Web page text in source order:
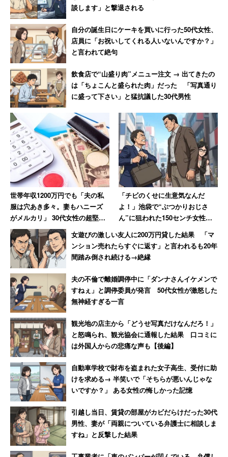
らを貫くには、現代社会の利便性を多少なりとも捨てる覚
悟が必要です。しかもそれに興味がない周囲には、話題に
しただけで妙な空気に。子どもが大きくなった今は、かな
りいい加減になりました。
こうした育児方法の実践は、決して悪いことではないし、
本当に命に係わる添加物アレルギーのお子さんもいるの
で、否定はできません。ただ、自然派育児を指導する人々
は、周囲との折り合いのつけ方も含めて広めて頂けるとあ
りがたいのに、と思わずにはいられません。
談します」と撃退される
自分の誕生日にケーキを買いに行った50代女性、
店員に「お祝いしてくれる人いないんですか？」
と言われて絶句
飲食店で“山盛り肉”メニュー注文 → 出てきたの
は「ちょこんと盛られた肉」だった 「写真通り
に盛って下さい」と猛抗議した30代男性
世帯年収1200万円でも「夫の私
服は穴あき多々。妻もハニーズ
がメルカリ」 30代女性の超堅実
な暮らし
「チビのくせに生意気なんだ
よ！」池袋で“ぶつかりおじさ
ん”に狙われた150センチ女性大
柄な知人の陰に隠れて難を逃れ
た恐怖
女遊びの激しい友人に200万円貸した結果 「マ
ンション売れたらすぐに返す」と言われるも20年
間踏み倒され続ける→絶縁
夫の不倫で離婚調停中に「ダンナさんイケメンで
すねぇ」と調停委員が発言 50代女性が激怒した
無神経すぎる一言
観光地の店主から「どうせ写真だけなんだろ！」
と怒鳴られ、観光協会に通報した結果 口コミに
は外国人からの悲痛な声も【後編】
自動車学校で財布を盗まれた女子高生、受付に助
けを求める→ 半笑いで「そちらが悪いんじゃな
いですか？」 ある女性の悔しかった記憶
引越し当日、賃貸の部屋がカビだらけだった30代
男性、妻が「両親についている弁護士に相談しま
すね」と反撃した結果